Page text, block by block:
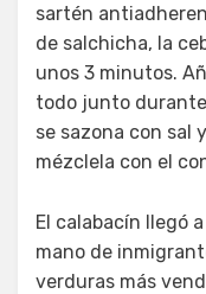
sartén
de salchicha, la
unos 3 minutos.
todo junto
se sazona con sal
mézclela con el
El calabacín llegó
mano de
verduras más